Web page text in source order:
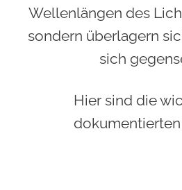
Wellenlängen des
sondern überlagern
sich
Hier sind die